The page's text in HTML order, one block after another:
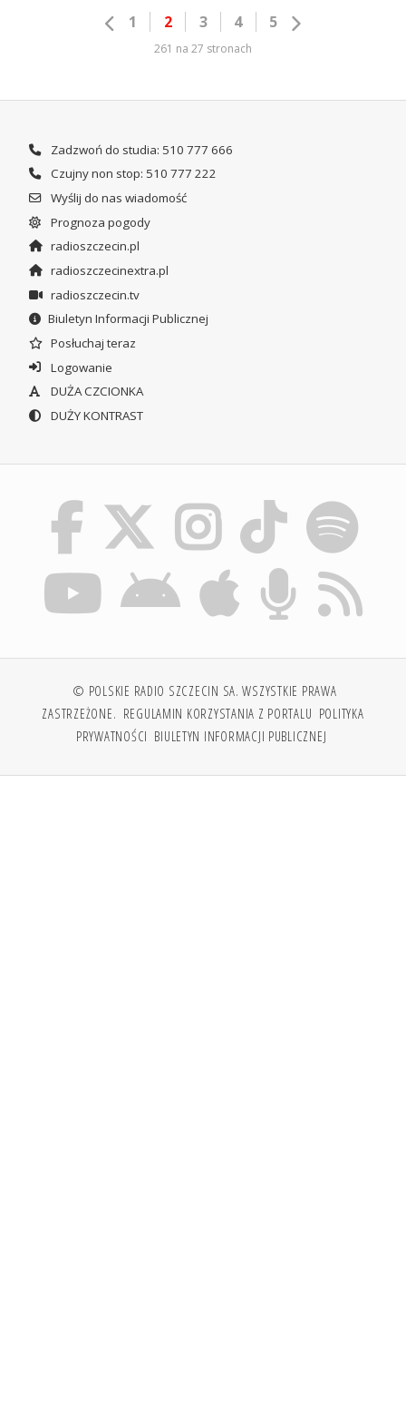
1 2 3 4 5
261 na 27 stronach
Zadzwoń do studia: 510 777 666
Czujny non stop: 510 777 222
Wyślij do nas wiadomość
Prognoza pogody
radioszczecin.pl
radioszczecinextra.pl
radioszczecin.tv
Biuletyn Informacji Publicznej
Posłuchaj teraz
Logowanie
DUŻA CZCIONKA
DUŻY KONTRAST
© POLSKIE RADIO SZCZECIN SA. WSZYSTKIE PRAWA
ZASTRZEŻONE. REGULAMIN KORZYSTANIA Z PORTALU POLITYKA
PRYWATNOŚCI BIULETYN INFORMACJI PUBLICZNEJ